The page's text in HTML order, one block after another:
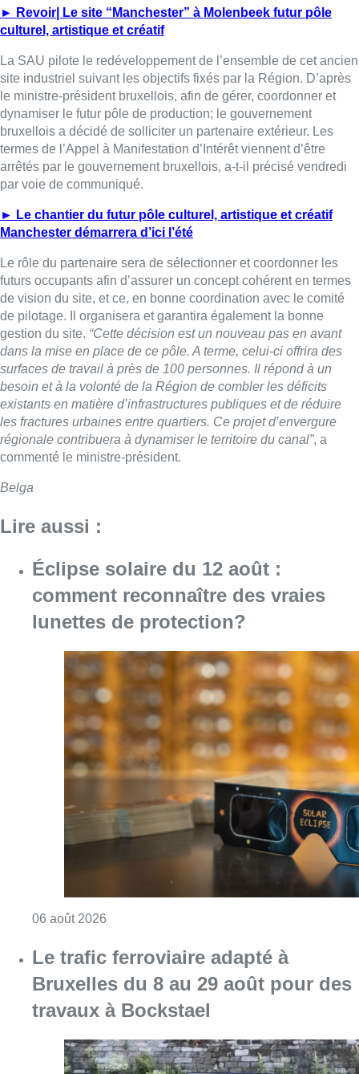
► Revoir| Le site “Manchester” à Molenbeek futur pôle
culturel, artistique et créatif
La SAU pilote le redéveloppement de l’ensemble de cet ancien
site industriel suivant les objectifs fixés par la Région. D’après
le ministre-président bruxellois, afin de gérer, coordonner et
dynamiser le futur pôle de production; le gouvernement
bruxellois a décidé de solliciter un partenaire extérieur. Les
termes de l’Appel à Manifestation d’Intérêt viennent d’être
arrêtés par le gouvernement bruxellois, a-t-il précisé vendredi
par voie de communiqué.
► Le chantier du futur pôle culturel, artistique et créatif
Manchester démarrera d’ici l’été
Le rôle du partenaire sera de sélectionner et coordonner les
futurs occupants afin d’assurer un concept cohérent en termes
de vision du site, et ce, en bonne coordination avec le comité
de pilotage. Il organisera et garantira également la bonne
gestion du site. “Cette décision est un nouveau pas en avant
dans la mise en place de ce pôle. A terme, celui-ci offrira des
surfaces de travail à près de 100 personnes. Il répond à un
besoin et à la volonté de la Région de combler les déficits
existants en matière d’infrastructures publiques et de réduire
les fractures urbaines entre quartiers. Ce projet d’envergure
régionale contribuera à dynamiser le territoire du canal”, a
commenté le ministre-président.
Belga
Lire aussi :
Éclipse solaire du 12 août :
comment reconnaître des vraies
lunettes de protection?
06 août 2026
Le trafic ferroviaire adapté à
Bruxelles du 8 au 29 août pour des
travaux à Bockstael